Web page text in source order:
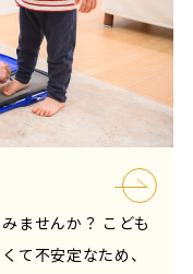
ませんか？ こども
て不安定なため、